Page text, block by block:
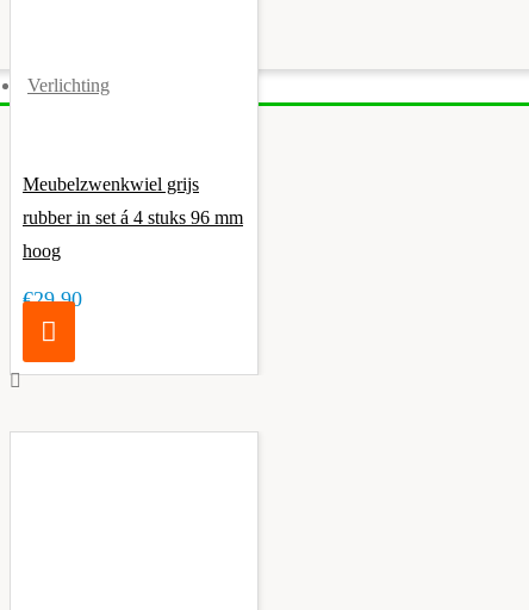
Verlichting
Meubelzwenkwiel grijs
rubber in set á 4 stuks 96 mm
hoog
€29,90